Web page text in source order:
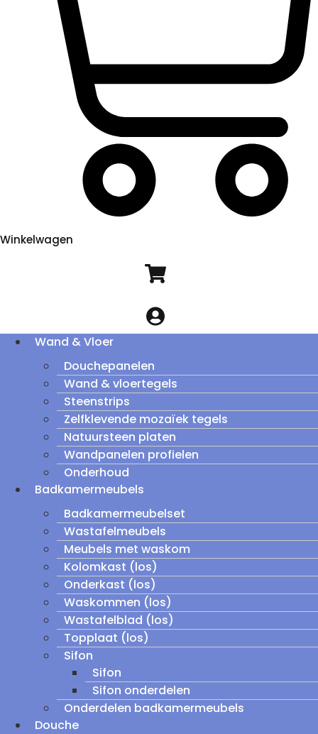
Winkelwagen
Wand & Vloer
Douchepanelen
Wand & vloertegels
Steenstrips
Zelfklevende mozaïek tegels
Natuursteen platen
Wandpanelen profielen
Onderhoud
Badkamermeubels
Badkamermeubelset
Wastafelmeubels
Meubels met waskom
Kolomkast (los)
Onderkast (los)
Waskommen (los)
Wastafelblad (los)
Topplaat (los)
Sifon
Sifon
Sifon onderdelen
Onderdelen badkamermeubels
Douche